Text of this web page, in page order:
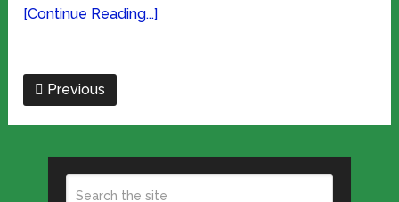
[Continue Reading...]
Previous